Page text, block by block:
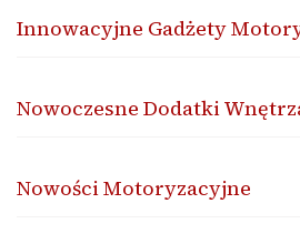
Innowacyjne Gadżety
Nowoczesne Dodatki
Nowości Motoryzacyjne